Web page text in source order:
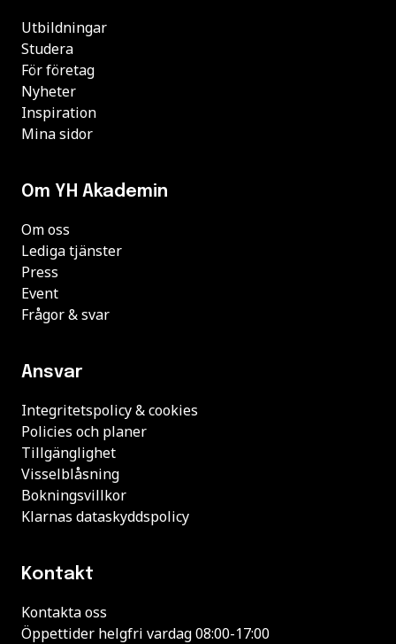
Utbildningar
Studera
För företag
Nyheter
Inspiration
Mina sidor
Om YH Akademin
Om oss
Lediga tjänster
Press
Event
Frågor & svar
Ansvar
Integritetspolicy & cookies
Policies och planer
Tillgänglighet
Visselblåsning
Bokningsvillkor
Klarnas dataskyddspolicy
Kontakt
Kontakta oss
Öppettider helgfri vardag 08:00-17:00